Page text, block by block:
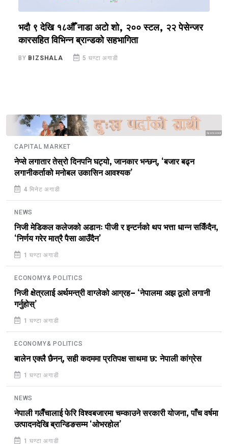
भदौ ९ देखि १८औँ नाडा अटो शो, २०० स्टल, २२ पेसेन्जर
कारसहित विभिन्न ब्रान्डको सहभागिता
BY BIZSHALA 5 घण्टा अगाडी
Sponsored
CAPITAL MARKET
नेप्से लगातार तेस्रो दिनपनि घट्यो, जानकार भन्छन्, ‘बजार बढ्न
लगानीकर्ताको मनोबल उकासिन आवश्यक’
4 मिनेट अगाडी
NEWS
निजी मेडिकल कलेजको अडानः पीजी र इन्टर्नको थप भत्ता धान्न सकिँदैन,
‘निर्णय गरेर मात्रै पैसा आउँदैन’
1 घण्टा अगाडी
ECONOMY& POLITICS
निजी क्षेत्रलाई अर्थमन्त्री वाग्लेको आग्रह– ‘नेपालमा अझ ठूलो लगानी
गर्नुहोस्’
1 घण्टा अगाडी
ECONOMY& POLITICS
बालेन एक्लै छैनन्, सही कदममा प्रतिपक्ष साथमा छ: नेपाली कांग्रेस
1 घण्टा अगाडी
NEWS
नेपाली गलैँचालाई फेरि विश्वबजारमा चम्काउने सरकारी योजना, पाँच वर्षमा
उत्पादनदेखि ब्रान्डिङसम्म ‘ओभरहोल’
1 घण्टा अगाडी